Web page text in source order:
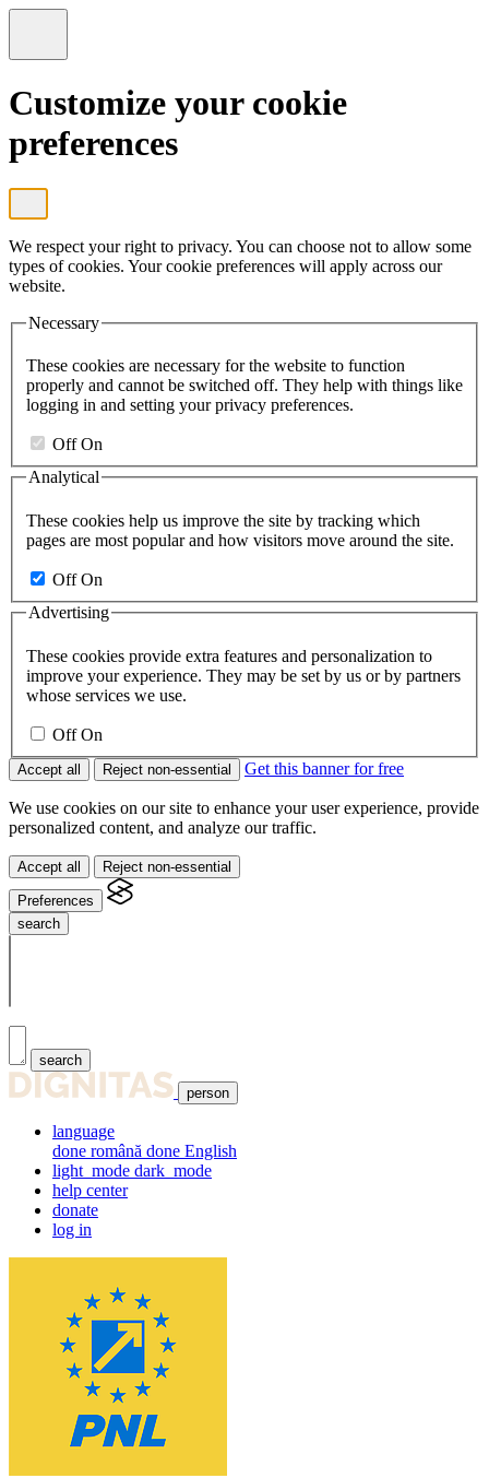
Customize your cookie
preferences
We respect your right to privacy. You can choose not to allow some
types of cookies. Your cookie preferences will apply across our
website.
Necessary
These cookies are necessary for the website to function
properly and cannot be switched off. They help with things like
logging in and setting your privacy preferences.
Off On
Analytical
These cookies help us improve the site by tracking which
pages are most popular and how visitors move around the site.
Off On
Advertising
These cookies provide extra features and personalization to
improve your experience. They may be set by us or by partners
whose services we use.
Off On
Accept all Reject non-essential Get this banner for free
We use cookies on our site to enhance your user experience, provide
personalized content, and analyze our traffic.
Accept all Reject non-essential
Preferences
search
search
person
language
done română done English
light_mode dark_mode
help center
donate
log in